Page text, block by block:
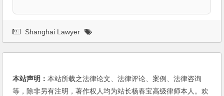
Shanghai Lawyer
本站声明：本站所载之法律论文、法律评论、案例、法律咨询
等，除非另有注明，著作权人均为站长杨春宝高级律师本人。欢